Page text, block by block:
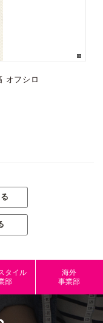
オフシロ
リウレタン4%
タイル
部
海外
事業部